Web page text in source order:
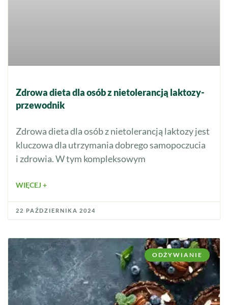
Zdrowa dieta dla osób z nietolerancją laktozy-
przewodnik
Zdrowa dieta dla osób z nietolerancją laktozy jest
kluczowa dla utrzymania dobrego samopoczucia
i zdrowia. W tym kompleksowym
WIĘCEJ +
22 PAŹDZIERNIKA 2024
ODŻYWIANIE